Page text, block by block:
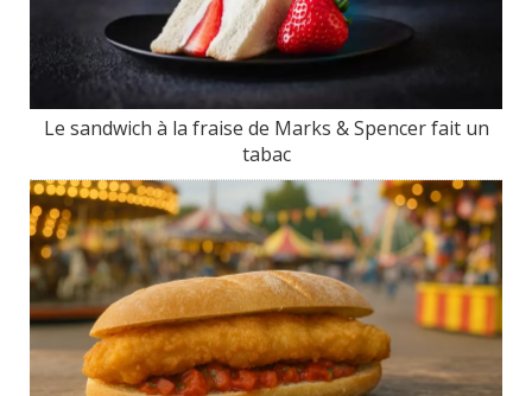
Le sandwich à la fraise de Marks & Spencer fait un
tabac